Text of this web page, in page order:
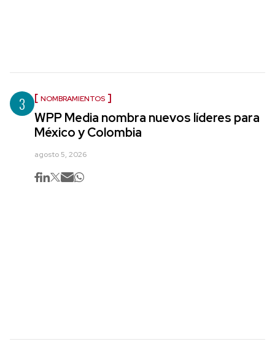
3 NOMBRAMIENTOS
WPP Media nombra nuevos líderes para
México y Colombia
agosto 5, 2026